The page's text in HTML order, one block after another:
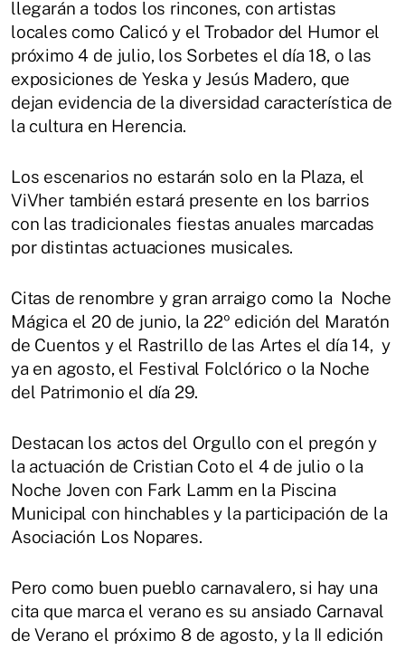
llegarán a todos los rincones, con artistas
locales como Calicó y el Trobador del Humor el
próximo 4 de julio, los Sorbetes el día 18, o las
exposiciones de Yeska y Jesús Madero, que
dejan evidencia de la diversidad característica de
la cultura en Herencia.
Los escenarios no estarán solo en la Plaza, el
ViVher también estará presente en los barrios
con las tradicionales fiestas anuales marcadas
por distintas actuaciones musicales.
Citas de renombre y gran arraigo como la Noche
Mágica el 20 de junio, la 22º edición del Maratón
de Cuentos y el Rastrillo de las Artes el día 14, y
ya en agosto, el Festival Folclórico o la Noche
del Patrimonio el día 29.
Destacan los actos del Orgullo con el pregón y
la actuación de Cristian Coto el 4 de julio o la
Noche Joven con Fark Lamm en la Piscina
Municipal con hinchables y la participación de la
Asociación Los Nopares.
Pero como buen pueblo carnavalero, si hay una
cita que marca el verano es su ansiado Carnaval
de Verano el próximo 8 de agosto, y la II edición